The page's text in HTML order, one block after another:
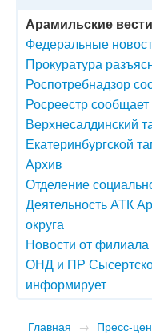
Арамильские вести
Федеральные
Прокуратура
Роспотребнадзор
Росреестр сообщает
Верхнесалдинский
Екатеринбургской
Архив
Отделение
Деятельность АТК
округа
Новости от
ОНД и ПР
информирует
Главная → Пресс-